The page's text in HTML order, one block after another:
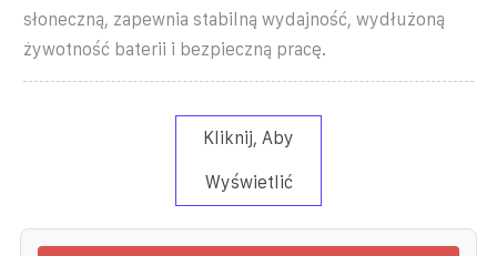
słoneczną, zapewnia stabilną wydajność, wydłużoną
żywotność baterii i bezpieczną pracę.
Kliknij, Aby
Wyświetlić